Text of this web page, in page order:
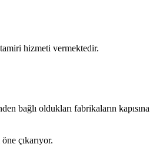
hizmeti vermektedir.
bağlı oldukları fabrikaların kapısına
çıkarıyor.